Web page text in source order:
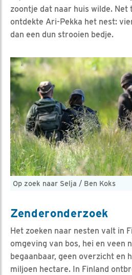
zoontje dat naar huis wilde. Net
ontdekte Ari-Pekka het nest:
dan een dun strooien bedje.
Op zoek naar Selja / Ben Koks
Zenderonderzoek
Het zoeken naar nesten valt in
omgeving van bos, hei en veen
begaanbaar, geen overzicht en
miljoen hectare. In Finland